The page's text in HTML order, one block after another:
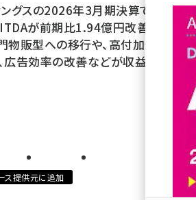
グスの2026年3月期決算で、ハル
が前期比1.94億円改善した。
販型への移行や、高付加価値・
告効率の改善などが収益性向
ス提供元に追加